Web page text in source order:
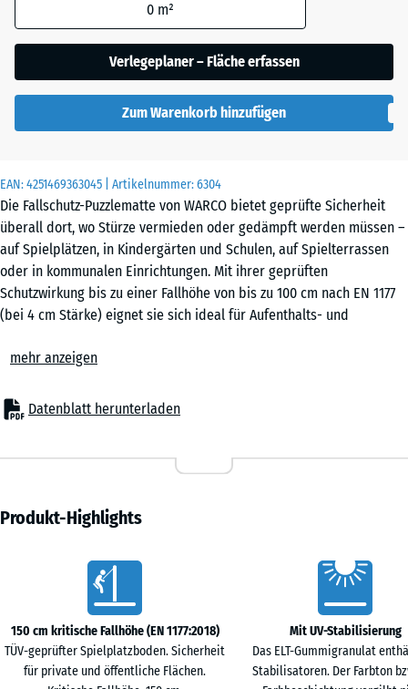
EAN:4251469363045 | Artikelnummer:6304
Die Fallschutz-Puzzlematte von WARCO bietet geprüfte Sicherheit
überall dort, wo Stürze vermieden oder gedämpft werden müssen –
auf Spielplätzen, in Kindergärten und Schulen, auf Spielterrassen
oder in kommunalen Einrichtungen. Mit ihrer geprüften
Schutzwirkung bis zu einer Fallhöhe von bis zu 100 cm nach EN 1177
(bei 4 cm Stärke) eignet sie sich ideal für Aufenthalts- und
Spielflächen. Auch in Senioreneinrichtungen, in der Rehabilitation
bewährter Bodenbelag, der Sicherheit, Komfort und
Wirtschaftlichkeit verbindet.
– Spielbereiche für kleine Kinder, Balancier- und Bewegungszonen
– Terrassen mit Spielgeräten oder Aufenthaltsbereichen
– Fitness- und Outdoor-Fitnessanlagen
therapeutische Räume
Material & Aufbau
Die Platten bestehen aus PU-gebundenem Gummigranulat. Die
elastische, rutschhemmende Oberfläche ist robust und dauerhaft
belastbar. Erhältlich in 3 oder 4 cm Stärke, bieten die Puzzlematten
mehr anzeigen
Datenblatt herunterladen
Produktdaten nicht
anders angegeben)
für die
Bedarfsberechnung
x
50
x 4
cm
|
0,25
m²
x
50
0,25
- 6,10 €
50
x 3
- 3,50 €
0 m²
Verlegeplaner – Fläche erfassen
Zum Warenkorb hinzufügen
Produkt-Highlights
150 cm kritische Fallhöhe (EN 1177:2018)
TÜV-geprüfter Spielplatzboden. Sicherheit
für private und öffentliche Flächen.
Mit UV-Stabilisierung
Das ELT-Gummigranulat
Stabilisatoren. Der Farbton